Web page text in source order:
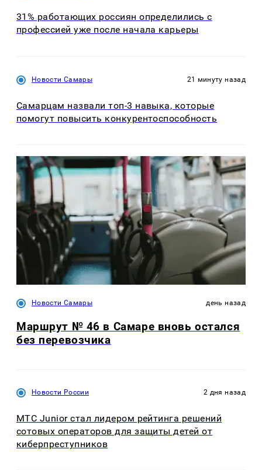
31% работающих россиян определились с
профессией уже после начала карьеры
Новости Самары 21 минуту назад
Самарцам назвали топ-3 навыка, которые
помогут повысить конкурентоспособность
Новости Самары день назад
Маршрут № 46 в Самаре вновь остался
без перевозчика
Новости России 2 дня назад
МТС Junior стал лидером рейтинга решений
сотовых операторов для защиты детей от
киберпреступников